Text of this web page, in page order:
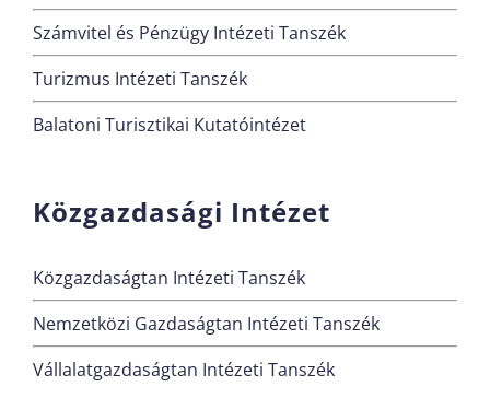
Számvitel és Pénzügy Intézeti Tanszék
Turizmus Intézeti Tanszék
Balatoni Turisztikai Kutatóintézet
Közgazdasági Intézet
Közgazdaságtan Intézeti Tanszék
Nemzetközi Gazdaságtan Intézeti Tanszék
Vállalatgazdaságtan Intézeti Tanszék